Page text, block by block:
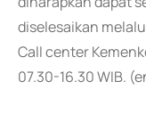
diselesaikan
Call center
07.30-16.30 WIB.